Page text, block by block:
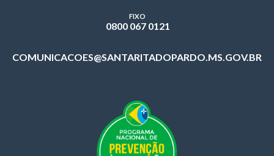
FIXO
0800 067 0121
COMUNICACOES@SANTARITADOPARDO.MS.GOV.BR